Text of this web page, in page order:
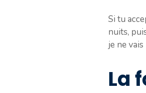
Si tu
nuits,
je ne
La